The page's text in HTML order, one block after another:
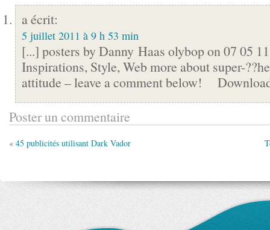
a écrit:
5 juillet 2011 à 9 h 53 min
[...] posters by Danny Haas olybop on 07 05
Inspirations, Style, Web more about super-
attitude – leave a comment below!
Poster un commentaire
« 45 publicités utilisant Dark Vador